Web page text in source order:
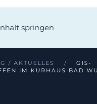
springen
/ AKTUELLES
GIS-
IM KURHAUS BAD